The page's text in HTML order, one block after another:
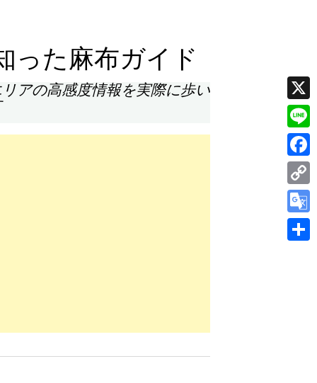
った麻布ガイド
アの高感度情報を実際に歩い
X
Line
Link